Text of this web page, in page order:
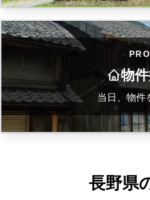
物
当日、物件
長野県